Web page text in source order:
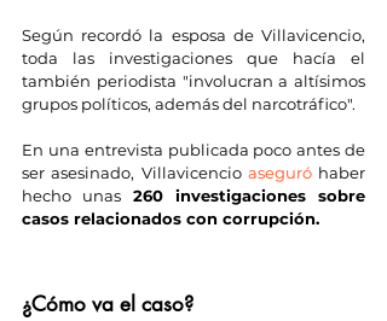
Según recordó la esposa de Villavicencio,
toda las investigaciones que hacía el
también periodista "involucran a altísimos
grupos políticos, además del narcotráfico".
En una entrevista publicada poco antes de
ser asesinado, Villavicencio aseguró haber
hecho unas 260 investigaciones sobre
casos relacionados con corrupción.
¿Cómo va el caso?